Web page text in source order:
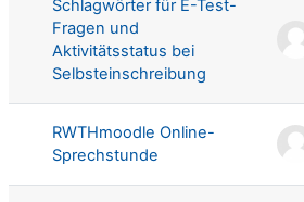
Schlagwörter für E-Test-
Fragen und
Aktivitätsstatus bei
Selbsteinschreibung
RWTHmoodle Online-
Sprechstunde